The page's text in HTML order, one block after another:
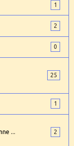
1
2
0
25
1
... 2